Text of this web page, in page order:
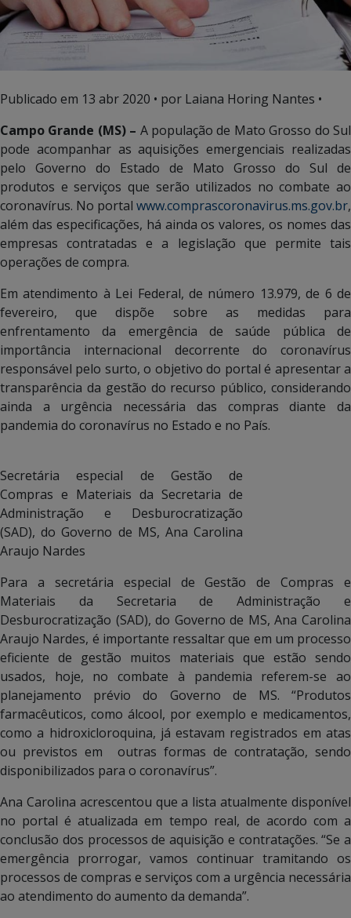
Publicado em 13 abr 2020 • por Laiana Horing Nantes •
Campo Grande (MS) – A população de Mato Grosso do Sul
pode acompanhar as aquisições emergenciais realizadas
pelo Governo do Estado de Mato Grosso do Sul de
produtos e serviços que serão utilizados no combate ao
coronavírus. No portal www.comprascoronavirus.ms.gov.br,
além das especificações, há ainda os valores, os nomes das
empresas contratadas e a legislação que permite tais
operações de compra.
Em atendimento à Lei Federal, de número 13.979, de 6 de
fevereiro, que dispõe sobre as medidas para
enfrentamento da emergência de saúde pública de
importância internacional decorrente do coronavírus
responsável pelo surto, o objetivo do portal é apresentar a
transparência da gestão do recurso público, considerando
ainda a urgência necessária das compras diante da
pandemia do coronavírus no Estado e no País.
Secretária especial de Gestão de
Compras e Materiais da Secretaria de
Administração e Desburocratização
(SAD), do Governo de MS, Ana Carolina
Araujo Nardes
Para a secretária especial de Gestão de Compras e
Materiais da Secretaria de Administração e
Desburocratização (SAD), do Governo de MS, Ana Carolina
Araujo Nardes, é importante ressaltar que em um processo
eficiente de gestão muitos materiais que estão sendo
usados, hoje, no combate à pandemia referem-se ao
planejamento prévio do Governo de MS. “Produtos
farmacêuticos, como álcool, por exemplo e medicamentos,
como a hidroxicloroquina, já estavam registrados em atas
ou previstos em outras formas de contratação, sendo
disponibilizados para o coronavírus”.
Ana Carolina acrescentou que a lista atualmente disponível
no portal é atualizada em tempo real, de acordo com a
conclusão dos processos de aquisição e contratações. “Se a
emergência prorrogar, vamos continuar tramitando os
processos de compras e serviços com a urgência necessária
ao atendimento do aumento da demanda”.